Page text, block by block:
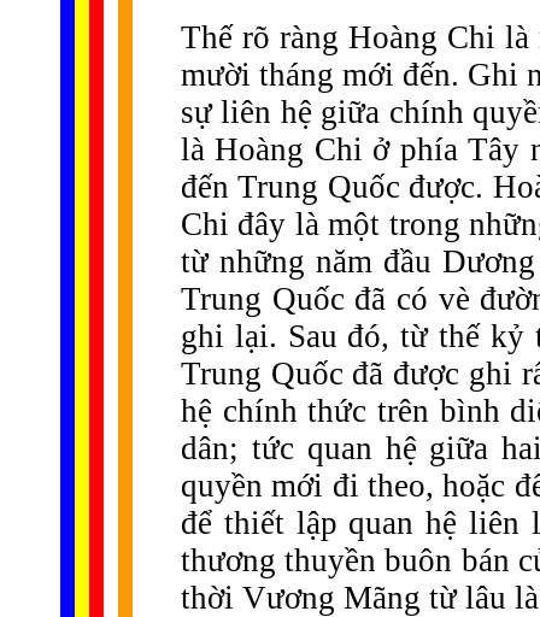
Thế rõ ràng Hoàng Chi
mười tháng mới đến. Ghi
sự liên hệ giữa chính
là Hoàng Chi ở phía Tây
đến Trung Quốc được.
Chi đây là một trong
từ những năm đầu
Trung Quốc đã có vè
ghi lại. Sau đó, từ thế
Trung Quốc đã được ghi
hệ chính thức trên bình
dân; tức quan hệ giữa
quyền mới đi theo, hoặc
để thiết lập quan hệ liên
thương thuyền buôn bán
thời Vương Mãng từ lâu